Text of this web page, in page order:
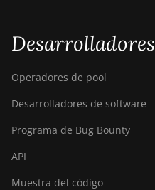
Desarrolladores
Operadores de pool
Desarrolladores de software
Programa de Bug Bounty
API
Muestra del código